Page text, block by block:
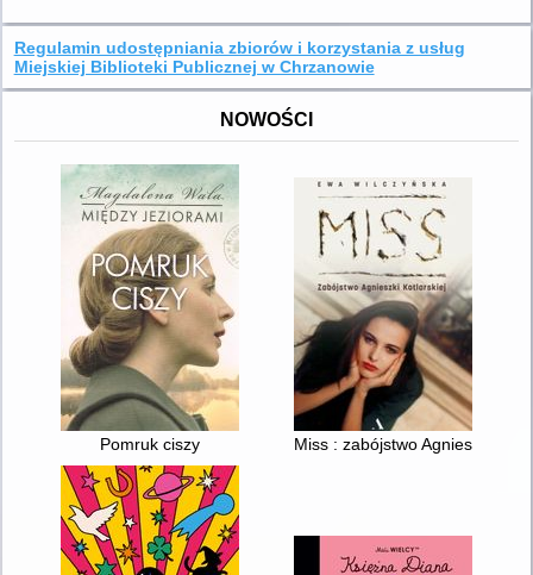
Regulamin udostępniania zbiorów i korzystania z usług
Miejskiej Biblioteki Publicznej w Chrzanowie
NOWOŚCI
Pomruk ciszy Miss : zabójstwo Agnieszki